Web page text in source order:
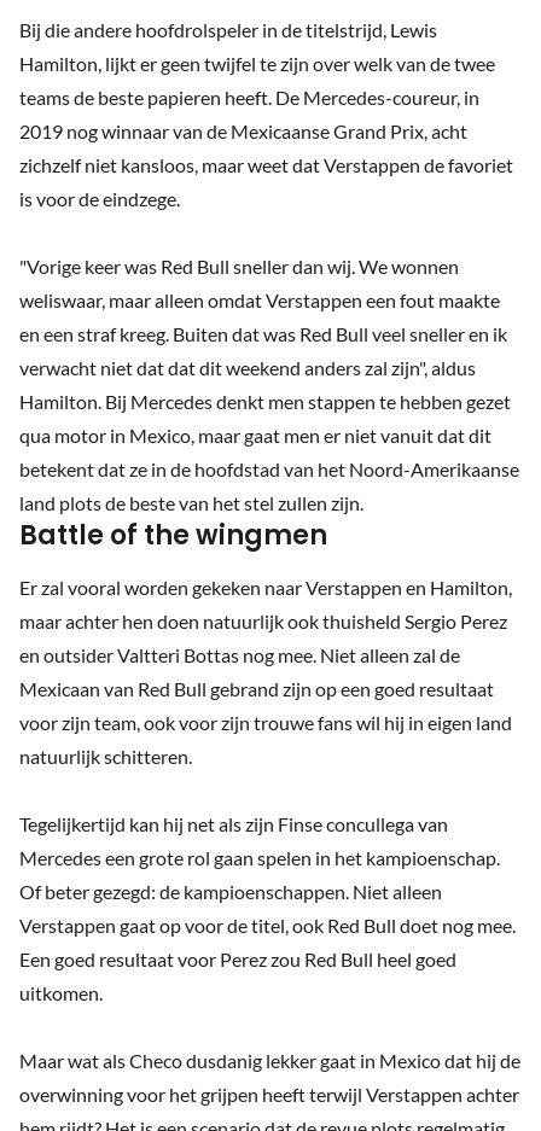
Bij die andere hoofdrolspeler in de titelstrijd, Lewis
Hamilton, lijkt er geen twijfel te zijn over welk van de twee
teams de beste papieren heeft. De Mercedes-coureur, in
2019 nog winnaar van de Mexicaanse Grand Prix, acht
zichzelf niet kansloos, maar weet dat Verstappen de favoriet
is voor de eindzege.
"Vorige keer was Red Bull sneller dan wij. We wonnen
weliswaar, maar alleen omdat Verstappen een fout maakte
en een straf kreeg. Buiten dat was Red Bull veel sneller en ik
verwacht niet dat dat dit weekend anders zal zijn", aldus
Hamilton. Bij Mercedes denkt men stappen te hebben gezet
qua motor in Mexico, maar gaat men er niet vanuit dat dit
betekent dat ze in de hoofdstad van het Noord-Amerikaanse
land plots de beste van het stel zullen zijn.
Battle of the wingmen
Er zal vooral worden gekeken naar Verstappen en Hamilton,
maar achter hen doen natuurlijk ook thuisheld Sergio Perez
en outsider Valtteri Bottas nog mee. Niet alleen zal de
Mexicaan van Red Bull gebrand zijn op een goed resultaat
voor zijn team, ook voor zijn trouwe fans wil hij in eigen land
natuurlijk schitteren.
Tegelijkertijd kan hij net als zijn Finse concullega van
Mercedes een grote rol gaan spelen in het kampioenschap.
Of beter gezegd: de kampioenschappen. Niet alleen
Verstappen gaat op voor de titel, ook Red Bull doet nog mee.
Een goed resultaat voor Perez zou Red Bull heel goed
uitkomen.
Maar wat als Checo dusdanig lekker gaat in Mexico dat hij de
overwinning voor het grijpen heeft terwijl Verstappen achter